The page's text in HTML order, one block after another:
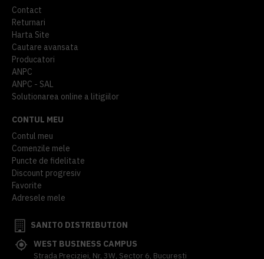
Contact
Returnari
Harta Site
Cautare avansata
Producatori
ANPC
ANPC - SAL
Solutionarea online a litigiilor
CONTUL MEU
Contul meu
Comenzile mele
Puncte de fidelitate
Discount progresiv
Favorite
Adresele mele
SANITO DISTRIBUTION
WEST BUSINESS CAMPUS
Strada Preciziei, Nr, 3W, Sector 6, Bucuresti